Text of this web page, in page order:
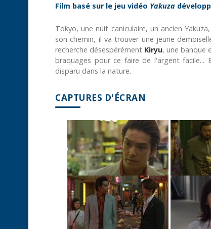
Film basé sur le jeu vidéo Yakuza
Tokyo, une nuit caniculaire, un ancien Yakuza,
son chemin, il va trouver une jeune
recherche désespérément Kiryu, une banque
braquages pour ce faire de l'argent
disparu dans la nature.
CAPTURES D'ÉCRAN